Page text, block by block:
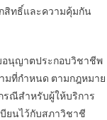
สิทธิ์และความคุ้มกัน
ญาตประกอบวิชาชีพ
มที่กำหนด ตามกฎหมาย
รณีสำหรับผู้ให้บริการ
ยนไว้กับสภาวิชาชี